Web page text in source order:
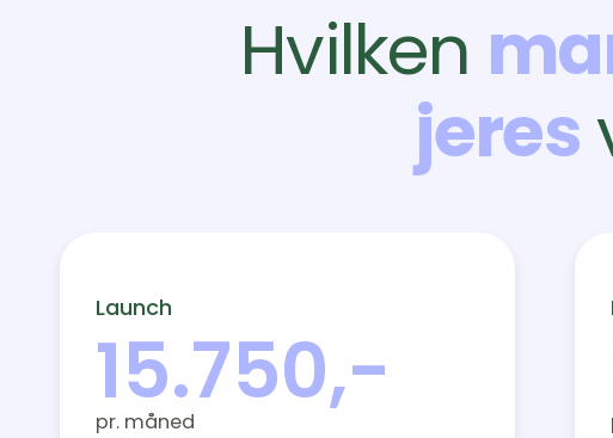
Hvilken
jeres
Launch
15.750,-
pr. måned